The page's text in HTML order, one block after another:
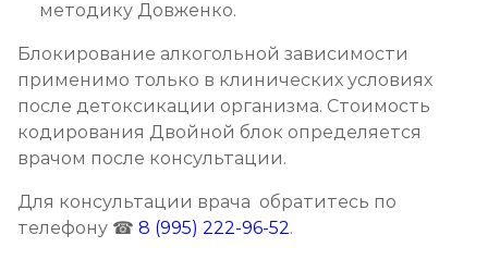
методику Довженко.
Блокирование алкогольной зависимости
применимо только в клинических условиях
после детоксикации организма. Стоимость
кодирования Двойной блок определяется
врачом после консультации.
Для консультации врача обратитесь по
телефону ☎ 8 (995) 222-96-52.